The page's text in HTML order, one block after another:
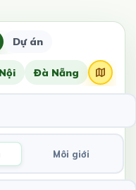
Dự án
Đà Nẵng
Môi giới